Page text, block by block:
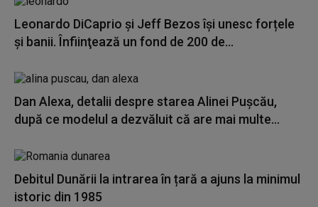
Leonardo DiCaprio şi Jeff Bezos își unesc forțele
și banii. Înfiinţează un fond de 200 de...
Dan Alexa, detalii despre starea Alinei Pușcău,
după ce modelul a dezvăluit că are mai multe...
Debitul Dunării la intrarea în țară a ajuns la minimul
istoric din 1985